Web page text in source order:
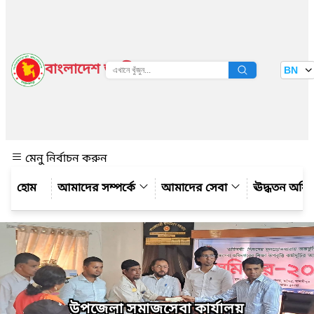
বাংলাদেশ জাতীয় তথ্য বাতায়ন BN
মেনু নির্বাচন করুন
আমাদের সম্পর্কে
আমাদের সেবা ঊদ্ধতন
উপজেলা সমাজসেবা কার্যালয়